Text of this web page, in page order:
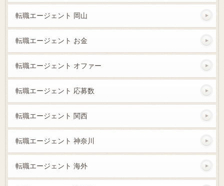
転職エージェント 岡山
転職エージェント お金
転職エージェント オファー
転職エージェント 応募数
転職エージェント 関西
転職エージェント 神奈川
転職エージェント 海外